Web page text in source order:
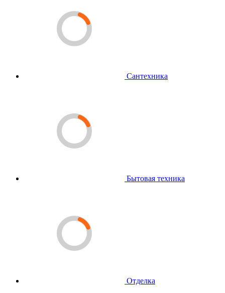
Сантехника
Бытовая техника
Отделка